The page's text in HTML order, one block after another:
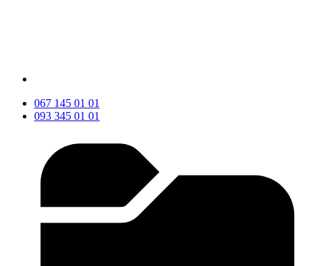
067 145 01 01
093 345 01 01